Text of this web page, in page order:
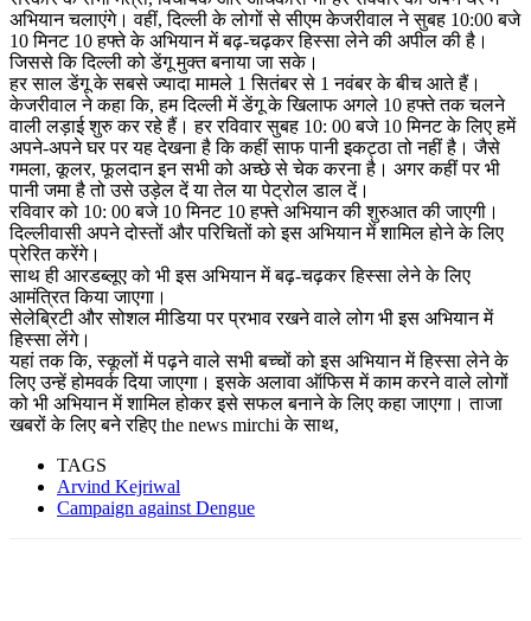
अभियान चलाएंगे। वहीं, दिल्ली के लोगों से सीएम केजरीवाल ने सुबह 10:00 बजे
10 मिनट 10 हफ्ते के अभियान में बढ़-चढ़कर हिस्सा लेने की अपील की है।
जिससे कि दिल्ली को डेंगू मुक्त बनाया जा सके।
हर साल डेंगू के सबसे ज्यादा मामले 1 सितंबर से 1 नवंबर के बीच आते हैं।
केजरीवाल ने कहा कि, हम दिल्ली में डेंगू के खिलाफ अगले 10 हफ्ते तक चलने
वाली लड़ाई शुरु कर रहे हैं। हर रविवार सुबह 10: 00 बजे 10 मिनट के लिए हमें
अपने-अपने घर पर यह देखना है कि कहीं साफ पानी इकट्ठा तो नहीं है। जैसे
गमला, कूलर, फूलदान इन सभी को अच्छे से चेक करना है। अगर कहीं पर भी
पानी जमा है तो उसे उड़ेल दें या तेल या पेट्रोल डाल दें।
रविवार को 10: 00 बजे 10 मिनट 10 हफ्ते अभियान की शुरुआत की जाएगी।
दिल्लीवासी अपने दोस्तों और परिचितों को इस अभियान में शामिल होने के लिए
प्रेरित करेंगे।
साथ ही आरडब्लूए को भी इस अभियान में बढ़-चढ़कर हिस्सा लेने के लिए
आमंत्रित किया जाएगा।
सेलेब्रिटी और सोशल मीडिया पर प्रभाव रखने वाले लोग भी इस अभियान में
हिस्सा लेंगे।
यहां तक कि, स्कूलों में पढ़ने वाले सभी बच्चों को इस अभियान में हिस्सा लेने के
लिए उन्हें होमवर्क दिया जाएगा। इसके अलावा ऑफिस में काम करने वाले लोगों
को भी अभियान में शामिल होकर इसे सफल बनाने के लिए कहा जाएगा। ताजा
खबरों के लिए बने रहिए the news mirchi के साथ,
TAGS
Arvind Kejriwal
Campaign against Dengue